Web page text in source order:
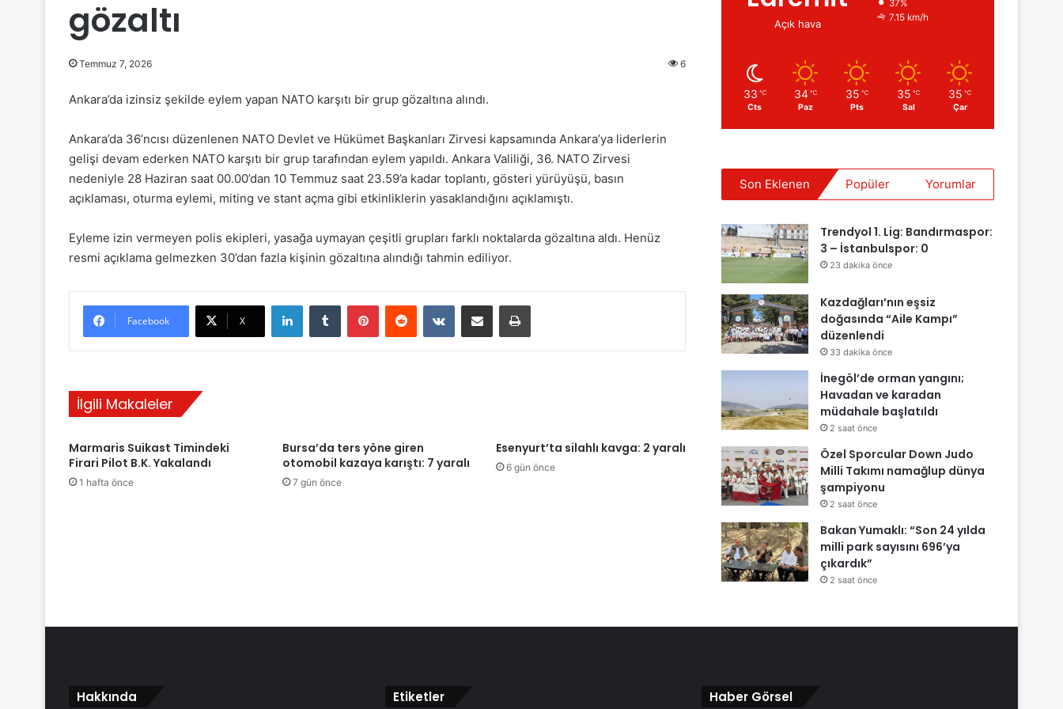
gözaltı
Temmuz 7, 2026 6
Ankara’da izinsiz şekilde eylem yapan NATO karşıtı bir grup gözaltına alındı.
Ankara’da 36’ncısı düzenlenen NATO Devlet ve Hükümet Başkanları Zirvesi kapsamında Ankara’ya liderlerin
gelişi devam ederken NATO karşıtı bir grup tarafından eylem yapıldı. Ankara Valiliği, 36. NATO Zirvesi
nedeniyle 28 Haziran saat 00.00’dan 10 Temmuz saat 23.59’a kadar toplantı, gösteri yürüyüşü, basın
açıklaması, oturma eylemi, miting ve stant açma gibi etkinliklerin yasaklandığını açıklamıştı.
Eyleme izin vermeyen polis ekipleri, yasağa uymayan çeşitli grupları farklı noktalarda gözaltına aldı. Henüz
resmi açıklama gelmezken 30’dan fazla kişinin gözaltına alındığı tahmin ediliyor.
Facebook X
İlgili Makaleler
Marmaris Suikast Timindeki
Firari Pilot B.K. Yakalandı
1 hafta önce
Bursa’da ters yöne giren
otomobil kazaya karıştı: 7 yaralı
7 gün önce
Esenyurt’ta silahlı kavga: 2 yaralı
6 gün önce
Açık hava
37%
7.15 km/h
33 ℃
Cts
34 ℃
Paz
35 ℃
Pts
35 ℃
Sal
35 ℃
Çar
Son Eklenen Popüler Yorumlar
Trendyol 1. Lig: Bandırmaspor:
3 – İstanbulspor: 0
23 dakika önce
Kazdağları’nın eşsiz
doğasında “Aile Kampı”
düzenlendi
33 dakika önce
İnegöl’de orman yangını;
Havadan ve karadan
müdahale başlatıldı
2 saat önce
Özel Sporcular Down Judo
Milli Takımı namağlup dünya
şampiyonu
2 saat önce
Bakan Yumaklı: “Son 24 yılda
milli park sayısını 696’ya
çıkardık”
2 saat önce
Hakkında Etiketler Haber Görsel